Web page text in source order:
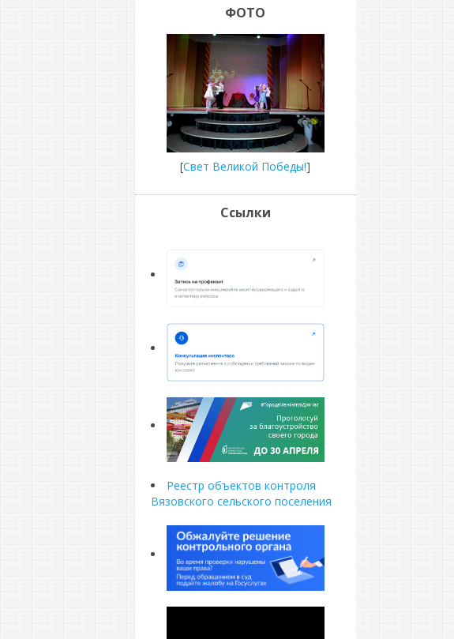
ФОТО
[Свет Великой Победы!]
Ссылки
Реестр объектов контроля
Вязовского сельского поселения